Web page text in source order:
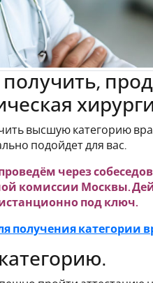
высшую категорию
подойдет для вас.
через
комиссии Москвы.
под ключ.
получения категории